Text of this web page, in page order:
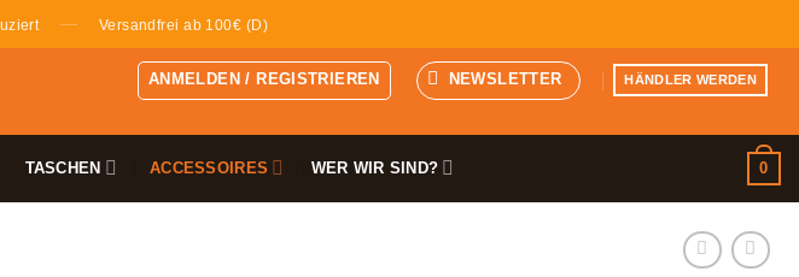
— Versandfrei ab 100€ (D)
ANMELDEN / REGISTRIEREN NEWSLETTER HÄNDLER WERDEN
TASCHEN ACCESSOIRES WER WIR SIND? 0